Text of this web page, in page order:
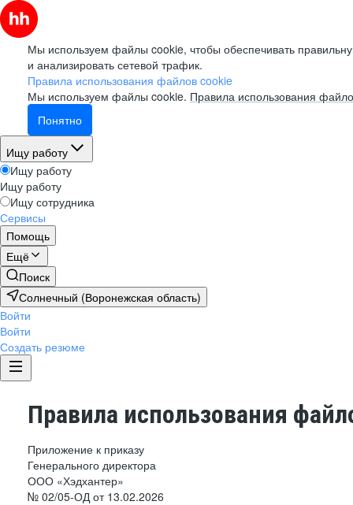
Мы используем файлы cookie, чтобы обеспечивать
и анализировать сетевой трафик.
Правила использования файлов cookie
Мы используем файлы cookie. Правила использования
Понятно
Ищу работу
Ищу работу
Ищу работу
Ищу сотрудника
Сервисы
Помощь
Ещё
Поиск
Солнечный (Воронежская область)
Войти
Войти
Создать резюме
Правила использования
Приложение к приказу
Генерального директора
ООО «Хэдхантер»
№ 02/05-ОД от 13.02.2026